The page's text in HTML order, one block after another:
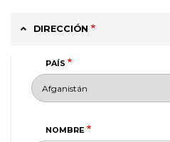
DIRECCIÓN
PAÍS
NOMBRE